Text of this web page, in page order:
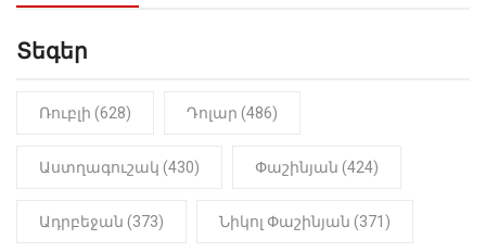
Նիկոլ Փաշինյան
ԻՐԱԴԱՐՁԱՅԻՆ 22:01
մանկապղծության համար
Տեգեր
Ռուբլի (628) Դոլար (486)
Աստղագուշակ (430) Փաշինյան (424)
Ադրբեջան (373) Նիկոլ Փաշինյան (371)